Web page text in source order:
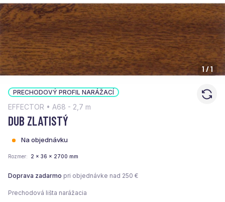
1/1
PRECHODOVÝ PROFIL NARÁŽACÍ
EFFECTOR • A68 - 2,7 m
DUB ZLATISTÝ
Na objednávku
Rozmer 2 x 36 x 2700 mm
Doprava zadarmo pri objednávke nad 250 €
Prechodová lišta narážacia